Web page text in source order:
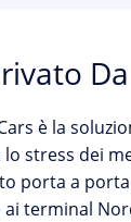
è la
stress dei
porta a
terminal